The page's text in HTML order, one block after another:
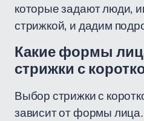
которые задают люди,
стрижкой, и дадим
Какие формы
стрижки с
Выбор стрижки с
зависит от формы лица.